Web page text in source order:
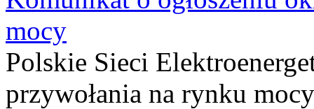
mocy
Polskie Sieci
przywołania na rynku